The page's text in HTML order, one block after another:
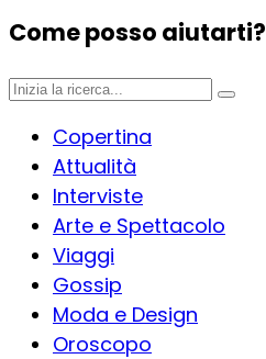
Come posso aiutarti?
Copertina
Attualità
Interviste
Arte e Spettacolo
Viaggi
Gossip
Moda e Design
Oroscopo